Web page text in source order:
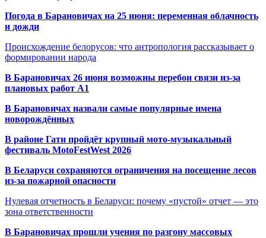
Погода в Барановичах на 25 июня: переменная облачность
и дожди
Происхождение белорусов: что антропология рассказывает о
формировании народа
В Барановичах 26 июня возможны перебои связи из-за
плановых работ A1
В Барановичах назвали самые популярные имена
новорождённых
В районе Гати пройдёт крупный мото-музыкальный
фестиваль MotoFestWest 2026
В Беларуси сохраняются ограничения на посещение лесов
из-за пожарной опасности
Нулевая отчетность в Беларуси: почему «пустой» отчет — это
зона ответственности
В Барановичах прошли учения по разгону массовых